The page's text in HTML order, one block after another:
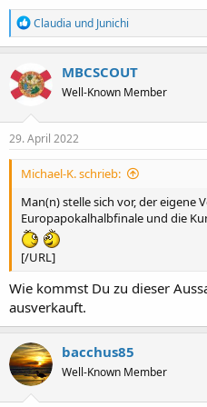
R
e
a
t
i
n
e
:
Claudia und Junichi
MBCSCOUT
Well-Known Member
29. April 2022
Michael-K. schrieb:
Man(n) stelle sich vor, der eigene
Europapokalhalbfinale und die
[/URL]
Wie kommst Du zu dieser
ausverkauft.
bacchus85
Well-Known Member